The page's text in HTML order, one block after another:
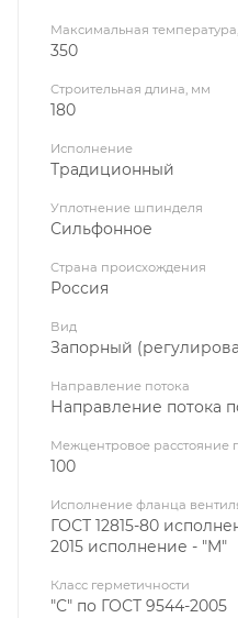
Максимальная температура,
350
Строительная длина, мм
180
Исполнение
Традиционный
Уплотнение шпинделя
Сильфонное
Страна происхождения
Россия
Вид
Запорный
Направление потока
Направление потока
Межцентровое расстояние
100
Исполнение фланца
ГОСТ 12815-80
2015 исполнение - "M"
Класс герметичности
"С" по ГОСТ 9544-2005